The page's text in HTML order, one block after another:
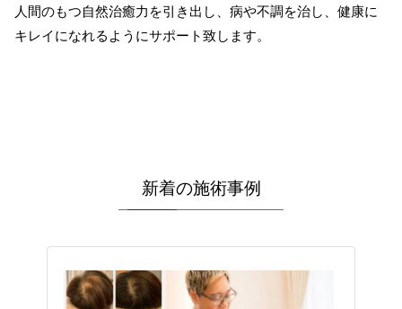
人間のもつ自然治癒力を引き出し、病や不調を治し、健康に
キレイになれるようにサポート致します。
新着の施術事例